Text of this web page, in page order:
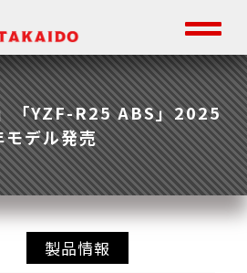
「YZF-R25 ABS」2025
モデル発売
製品情報